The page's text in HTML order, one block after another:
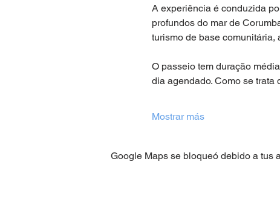
A experiência é conduzida
profundos do mar de
turismo de base comunitária,
O passeio tem duração
dia agendado. Como se
Mostrar más
Google Maps se bloqueó debido a tus